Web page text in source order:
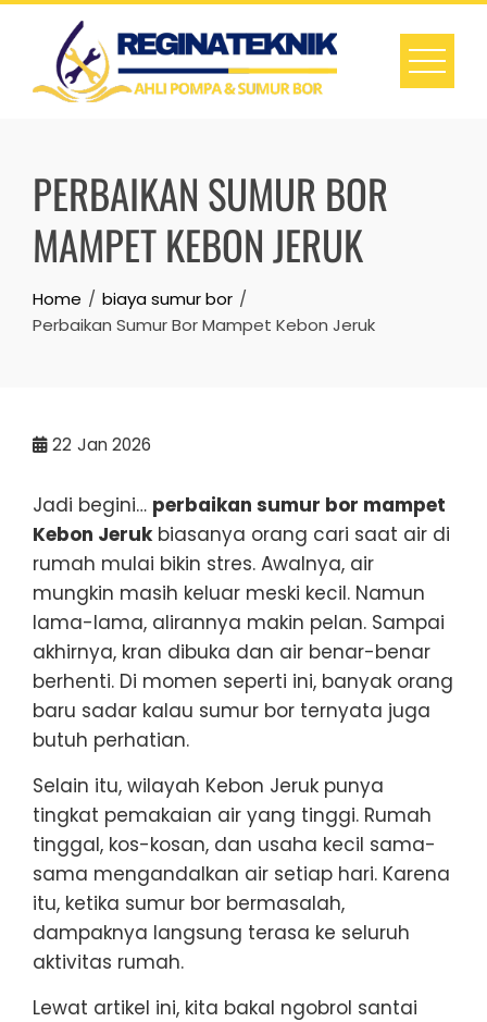
Skip
content
PERBAIKAN SUMUR BOR
MAMPET KEBON JERUK
Home
biaya sumur bor
Perbaikan Sumur Bor Mampet Kebon Jeruk
22 Jan 2026
Jadi begini… perbaikan sumur bor mampet
Kebon Jerukbiasanya orang cari saat air di
rumah mulai bikin stres. Awalnya, air
mungkin masih keluar meski kecil. Namun
lama-lama, alirannya makin pelan. Sampai
akhirnya, kran dibuka dan air benar-benar
berhenti. Di momen seperti ini, banyak orang
baru sadar kalau sumur bor ternyata juga
butuh perhatian.
Selain itu, wilayah Kebon Jeruk punya
tingkat pemakaian air yang tinggi. Rumah
tinggal, kos-kosan, dan usaha kecil sama-
sama mengandalkan air setiap hari. Karena
itu, ketika sumur bor bermasalah,
dampaknya langsung terasa ke seluruh
aktivitas rumah.
Lewat artikel ini, kita bakal ngobrol santai